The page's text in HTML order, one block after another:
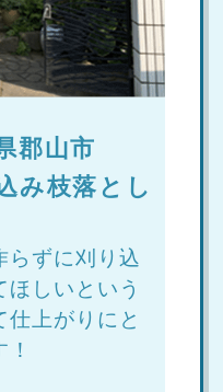
郡山市
み枝落とし
らずに刈り込
しいという
上がりにと